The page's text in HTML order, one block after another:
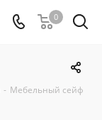
0
- Мебельный сейф